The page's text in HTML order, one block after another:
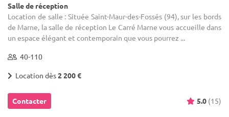
Salle de réception
Location de salle : Située Saint-Maur-des-Fossés (94), sur les bords
de Marne, la salle de réception Le Carré Marne vous accueille dans
un espace élégant et contemporain que vous pourrez ...
40-110
Location dès2 200 €
Contacter 5.0 (15)